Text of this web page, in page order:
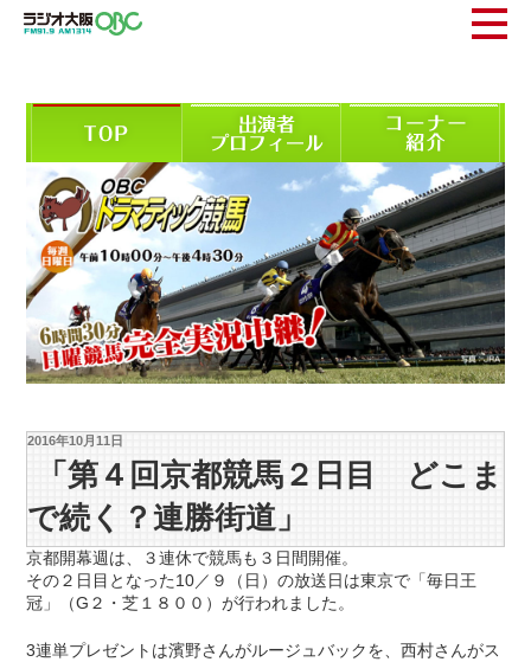
2016年10月11日
「第４回京都競馬２日目 どこま
で続く？連勝街道」
京都開幕週は、３連休で競馬も３日間開催。
その２日目となった10／９（日）の放送日は東京で「毎日王
冠」（G２・芝１８００）が行われました。
3連単プレゼントは濱野さんがルージュバックを、西村さんがス